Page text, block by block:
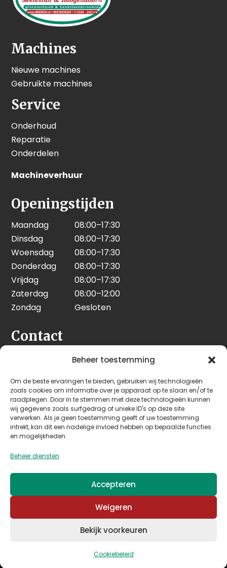
Beheer toestemming
Om de beste ervaringen te bieden, gebruiken wij technologieën
zoals cookies om informatie over je apparaat op te slaan en/of te
raadplegen. Door in te stemmen met deze technologieën kunnen
wij gegevens zoals surfgedrag of unieke ID's op deze site
verwerken. Als je geen toestemming geeft of uw toestemming
intrekt, kan dit een nadelige invloed hebben op bepaalde functies
en mogelijkheden.
Beheer diensten
Accepteren
Weigeren
Bekijk voorkeuren
Cookiebeleid
Machines
Nieuwe machines
Gebruikte machines
Service
Onderhoud
Reparatie
Onderdelen
Machineverhuur
Openingstijden
Maandag
08:00–17:30
Dinsdag
08:00–17:30
Woensdag
08:00–17:30
Donderdag
08:00–17:30
Vrijdag
08:00–17:30
Zaterdag
08:00–12:00
Zondag
Gesloten
Contact
Seeleman & Hoogendoorn
3628 GD Kockengen
Nederland
+31 (0)346 242 114
info@seehoo.nl
© 2026 Seeleman & Hoogendoorn - Mede mogelijk
gemaakt doorArimpex B.V.